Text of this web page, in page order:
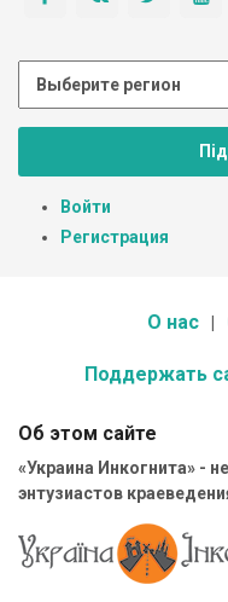
Войти
Регистрация
О нас
Поддержать
Об этом сайте
«Украина Инкогнита» -
энтузиастов